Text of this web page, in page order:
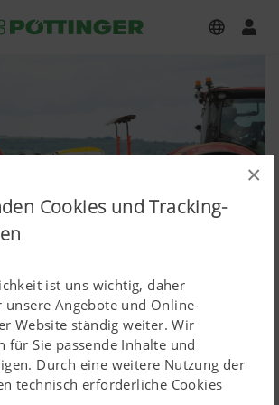
×
Cookies und Tracking-
ist uns wichtig, daher
Angebote und Online-
Website ständig weiter. Wir
für Sie passende Inhalte und
Durch eine weitere Nutzung der
technisch erforderliche Cookies
3000 DD, LION 3030